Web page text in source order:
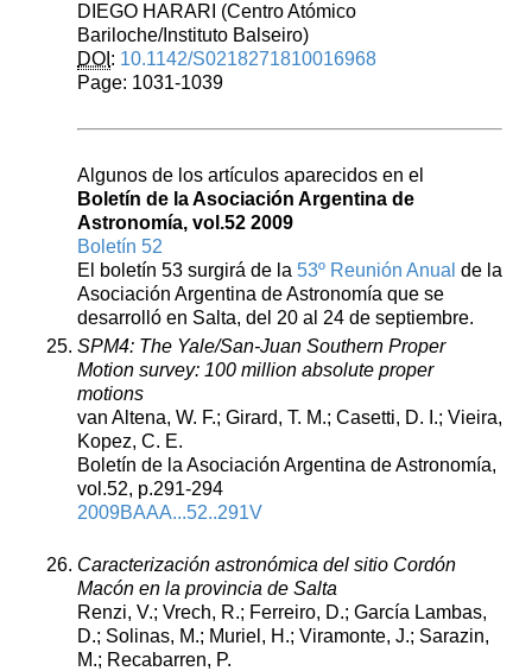
DIEGO HARARI (Centro Atómico
Bariloche/Instituto Balseiro)
DOI : 10.1142/S0218271810016968
Page: 1031-1039
Algunos de los artículos aparecidos en el
Boletín de la Asociación Argentina de
Astronomía, vol.52 2009
Boletín 52
El boletín 53 surgirá de la 53º Reunión Anual de la
Asociación Argentina de Astronomía que se
desarrolló en Salta, del 20 al 24 de septiembre.
SPM4: The Yale/San-Juan Southern Proper
Motion survey: 100 million absolute proper
motions
van Altena, W. F.; Girard, T. M.; Casetti, D. I.; Vieira,
Kopez, C. E.
Boletín de la Asociación Argentina de Astronomía,
vol.52, p.291-294
2009BAAA...52..291V
Caracterización astronómica del sitio Cordón
Macón en la provincia de Salta
Renzi, V.; Vrech, R.; Ferreiro, D.; García Lambas,
D.; Solinas, M.; Muriel, H.; Viramonte, J.; Sarazin,
M.; Recabarren, P.